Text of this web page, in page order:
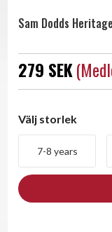
Sam Dodds Heritage
279 SEK
Välj storlek
7-8 years